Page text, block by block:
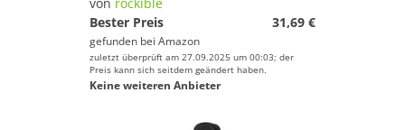
Bester Preis
31,69 €
gefunden bei Amazon
zuletzt überprüft am 27.09.2025 um 00:03; der
Preis kann sich seitdem geändert haben.
Keine weiteren Anbieter